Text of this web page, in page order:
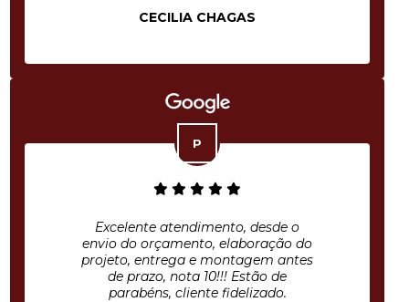
CECILIA CHAGAS
Excelente atendimento, desde o
envio do orçamento, elaboração do
projeto, entrega e montagem antes
de prazo, nota 10!!! Estão de
parabéns, cliente fidelizado.